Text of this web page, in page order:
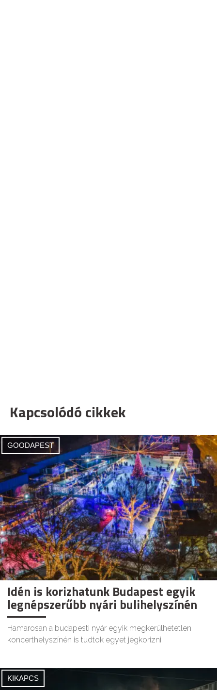
Kapcsolódó cikkek
GOODAPEST
Idén is korizhatunk Budapest egyik
legnépszerűbb nyári bulihelyszínén
Hamarosan a budapesti nyár egyik megkerülhetetlen
koncerthelyszínén is tudtok egyet jégkorizni.
KIKAPCS